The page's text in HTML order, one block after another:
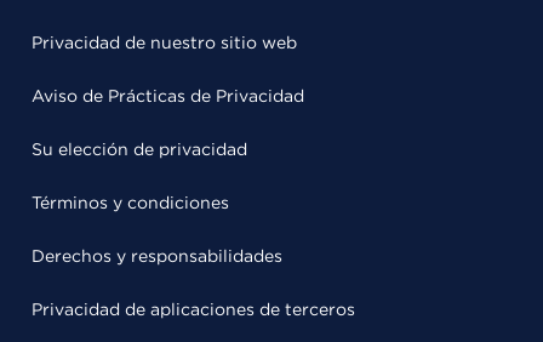
Privacidad de nuestro sitio web
Aviso de Prácticas de Privacidad
Su elección de privacidad
Términos y condiciones
Derechos y responsabilidades
Privacidad de aplicaciones de terceros